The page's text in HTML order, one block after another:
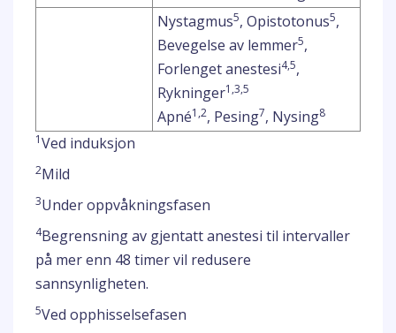
Nystagmus5, Opistotonus5,
Bevegelse av lemmer5,
Forlenget anestesi4,5,
Rykninger1,3,5
Apné1,2, Pesing7, Nysing8
1Ved induksjon
2Mild
3Under oppvåkningsfasen
4Begrensning av gjentatt anestesi til intervaller
på mer enn 48 timer vil redusere
sannsynligheten.
5Ved opphisselsefasen